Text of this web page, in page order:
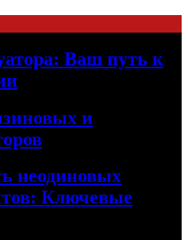
Ваш путь к
и
неодиновых
Ключевые